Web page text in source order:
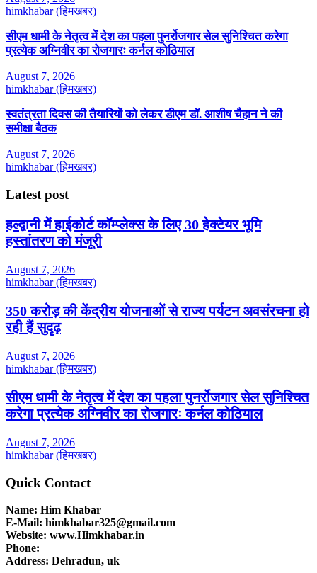
himkhabar (हिमखबर)
सीएम धामी के नेतृत्व में देश का पहला पुनर्रोजगार सेल सुनिश्चित करेगा
प्रत्येक अग्निवीर का रोजगारः कर्नल कोठियाल
August 7, 2026
himkhabar (हिमखबर)
स्वतंत्रता दिवस की तैयारियों को लेकर डीएम डॉ. आशीष चैहान ने की
समीक्षा बैठक
August 7, 2026
himkhabar (हिमखबर)
Latest post
हल्द्वानी में हाईकोर्ट कॉम्प्लेक्स के लिए 30 हेक्टेयर भूमि
हस्तांतरण को मंजूरी
August 7, 2026
himkhabar (हिमखबर)
350 करोड़ की केंद्रीय योजनाओं से राज्य पर्यटन अवसंरचना हो
रही हैं सुदृढ़
August 7, 2026
himkhabar (हिमखबर)
सीएम धामी के नेतृत्व में देश का पहला पुनर्रोजगार सेल सुनिश्चित
करेगा प्रत्येक अग्निवीर का रोजगारः कर्नल कोठियाल
August 7, 2026
himkhabar (हिमखबर)
Quick Contact
Name: Him Khabar
E-Mail: himkhabar325@gmail.com
Website: www.Himkhabar.in
Phone:
Address: Dehradun, uk